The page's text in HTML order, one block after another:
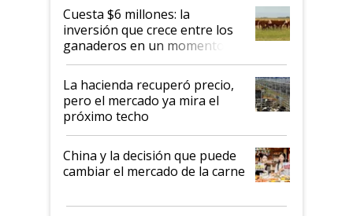
Cuesta $6 millones: la
inversión que crece entre los
ganaderos en un momento
histórico para la actividad
La hacienda recuperó precio,
pero el mercado ya mira el
próximo techo
China y la decisión que puede
cambiar el mercado de la carne